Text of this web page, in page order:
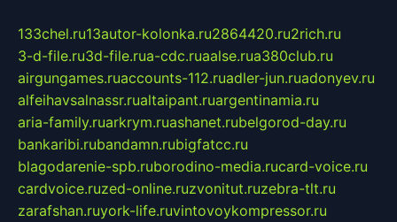
133chel.ru13autor-kolonka.ru2864420.ru2rich.ru
3-d-file.ru3d-file.rua-cdc.ruaalse.rua380club.ru
airgungames.ruaccounts-112.ruadler-jun.ruadonyev.ru
alfeihavsalnassr.rualtaipant.ruargentinamia.ru
aria-family.ruarkrym.ruashanet.rubelgorod-day.ru
bankaribi.rubandamn.rubigfatcc.ru
blagodarenie-spb.ruborodino-media.rucard-voice.ru
cardvoice.ruzed-online.ruzvonitut.ruzebra-tlt.ru
zarafshan.ruyork-life.ruvintovoykompressor.ru